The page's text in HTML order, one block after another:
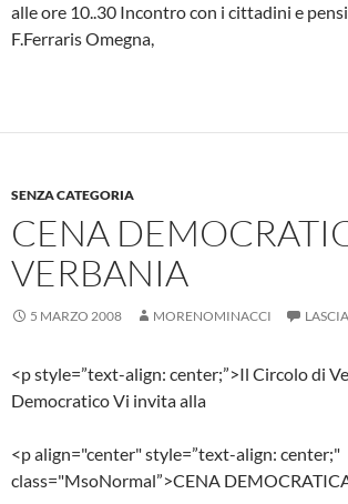
alle ore 10..30 Incontro con i cittadini e
F.Ferraris Omegna,
SENZA CATEGORIA
CENA
VERBANIA
5 MARZO 2008 MORENOMINACCI
<p style=”text-align: center;”>Il Circolo di
Democratico Vi invita alla
<p align="center" style=”text-align: center;"
class="MsoNormal”>CENA